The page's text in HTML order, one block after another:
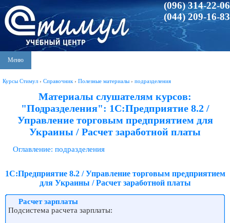
(096) 314-22-06
(044) 209-16-83
Меню
Курсы Стимул › Справочник › Полезные материалы › подразделения
Материалы слушателям курсов:
"Подразделения": 1С:Предприятие 8.2 /
Управление торговым предприятием для
Украины / Расчет заработной платы
Оглавление: подразделения
1С:Предприятие 8.2 / Управление торговым предприятием
для Украины / Расчет заработной платы
Расчет зарплаты
Подсистема расчета зарплаты: